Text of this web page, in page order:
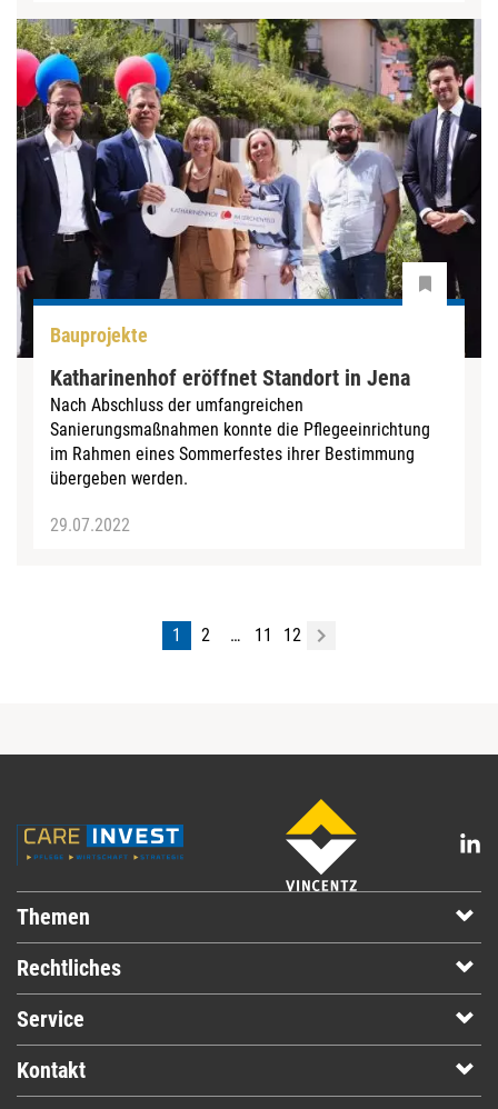
Bauprojekte
Katharinenhof eröffnet Standort in Jena
Nach Abschluss der umfangreichen
Sanierungsmaßnahmen konnte die Pflegeeinrichtung
im Rahmen eines Sommerfestes ihrer Bestimmung
übergeben werden.
29.07.2022
1 2 … 11 12
Themen
Rechtliches
Service
Kontakt